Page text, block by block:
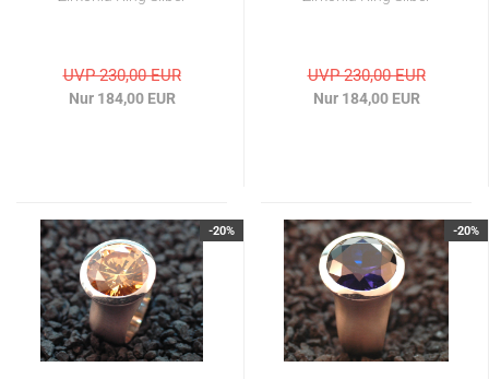
UVP 230,00 EUR
Nur 184,00 EUR
UVP 230,00 EUR
Nur 184,00 EUR
-20% -20%